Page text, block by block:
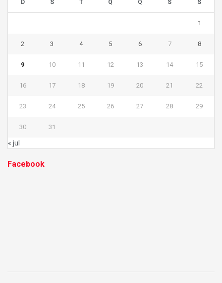
D S T Q Q S S
1
2 3 4 5 6 7 8
9 10 11 12 13 14 15
16 17 18 19 20 21 22
23 24 25 26 27 28 29
30 31
« jul
Facebook